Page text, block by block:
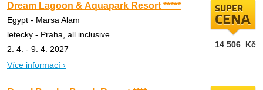
Dream Lagoon & Aquapark Resort *****
Egypt - Marsa Alam
letecky - Praha, all inclusive
2. 4. - 9. 4. 2027
Více informací ›
SUPER
CENA
14 506 Kč